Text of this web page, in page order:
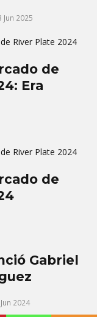
Jun 2025
de
Era
de
Gabriel
2024